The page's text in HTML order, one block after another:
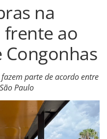
na
frente ao
parte de acordo entre
Paulo